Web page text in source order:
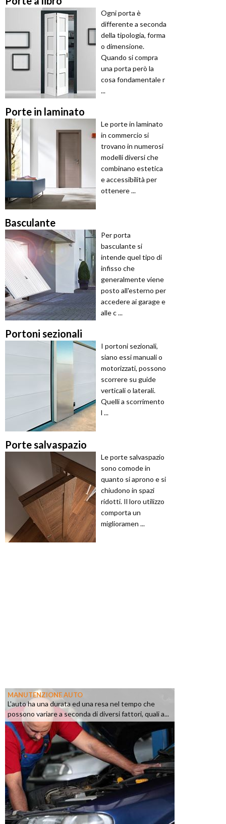
Ogni porta è
differente a seconda
della tipologia, forma
o dimensione.
Quando si compra
una porta però la
cosa fondamentale r
...
Porte in laminato
Le porte in laminato
in commercio si
trovano in numerosi
modelli diversi che
combinano estetica
e accessibilità per
ottenere ...
Basculante
Per porta
basculante si
intende quel tipo di
infisso che
generalmente viene
posto all'esterno per
accedere ai garage e
alle c ...
Portoni sezionali
I portoni sezionali,
siano essi manuali o
motorizzati, possono
scorrere su guide
verticali o laterali.
Quelli a scorrimento
l ...
Porte salvaspazio
Le porte salvaspazio
sono comode in
quanto si aprono e si
chiudono in spazi
ridotti. Il loro utilizzo
comporta un
miglioramen ...
MANUTENZIONE AUTO
L'auto ha una durata ed una resa nel tempo che
possono variare a seconda di diversi fattori, quali a...